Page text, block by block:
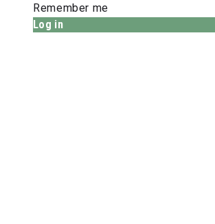
Remember me
Log in